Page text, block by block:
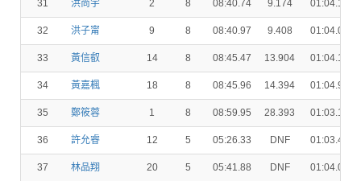
31 洪尚宇 2 8 08:40.74 9.174 01:04.19
32 洪子甯 9 8 08:40.97 9.408 01:04.05
33 黃信叡 14 8 08:45.47 13.904 01:04.10
34 黃嘉楓 18 8 08:45.96 14.394 01:04.99
35 鄭筱蓉 1 8 08:59.95 28.393 01:03.10
36 許允睿 12 5 05:26.33 DNF 01:03.44
37 林品翔 20 5 05:41.88 DNF 01:04.03